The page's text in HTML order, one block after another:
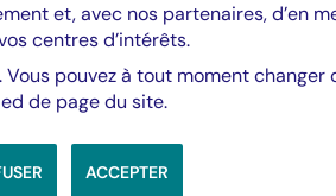
: La Fed
stables
et, avec nos partenaires, d’en
centres d’intérêts.
pouvez à tout moment changer
de page du site.
ACCEPTER